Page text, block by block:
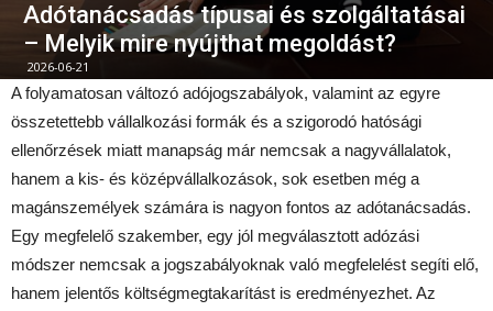
Adótanácsadás típusai és szolgáltatásai
– Melyik mire nyújthat megoldást?
2026-06-21
A folyamatosan változó adójogszabályok, valamint az egyre
összetettebb vállalkozási formák és a szigorodó hatósági
ellenőrzések miatt manapság már nemcsak a nagyvállalatok,
hanem a kis- és középvállalkozások, sok esetben még a
magánszemélyek számára is nagyon fontos az adótanácsadás.
Egy megfelelő szakember, egy jól megválasztott adózási
módszer nemcsak a jogszabályoknak való megfelelést segíti elő,
hanem jelentős költségmegtakarítást is eredményezhet. Az